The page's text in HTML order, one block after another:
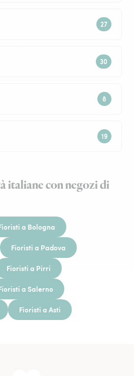
italiane con negozi di
a Bologna
Fioristi a Padova
Fioristi a Pirri
a Salerno
Fioristi a Asti